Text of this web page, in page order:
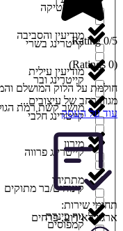
קוסמטיקה
קייטרינג בשרי
קייטרינג ובר
קייטרינג חלבי
קייטרינג פרווה
קינוחים/בר מתוקים
קמפוסים
מודיעין והסביבה
מודיעין עילית
מושב קשת רמת
מירון
מתתיהו
נוף כינרת
0/5 Rating
(0 Ratings)
חולמת על הלוק המושלם
מגוון רחב של עיצובים...
עוד על העסק
תחומי שירות:
ארגון לאירוע, פרחים